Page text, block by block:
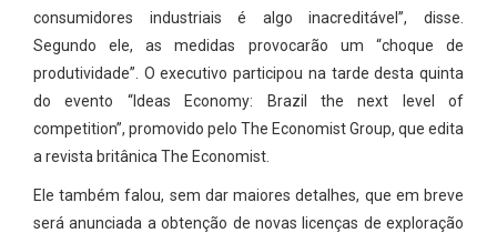
consumidores industriais é algo inacreditável”, disse.
Segundo ele, as medidas provocarão um “choque de
produtividade”. O executivo participou na tarde desta quinta
do evento “Ideas Economy: Brazil the next level of
competition”, promovido pelo The Economist Group, que edita
a revista britânica The Economist.
Ele também falou, sem dar maiores detalhes, que em breve
será anunciada a obtenção de novas licenças de exploração